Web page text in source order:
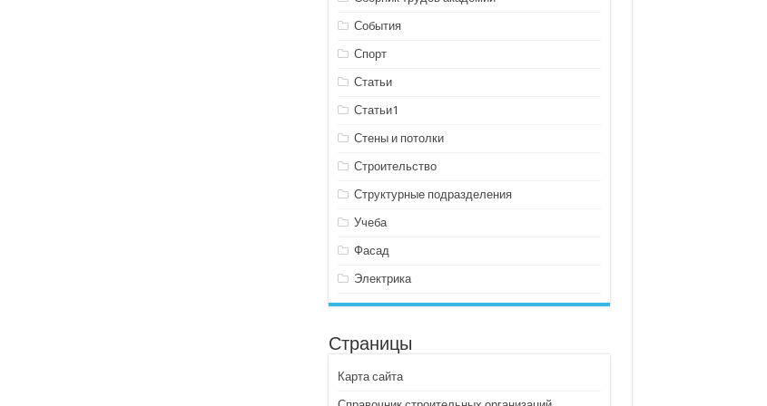
События
Спорт
Статьи
Статьи1
Стены и потолки
Строительство
Структурные подразделения
Учеба
Фасад
Электрика
Страницы
Карта сайта